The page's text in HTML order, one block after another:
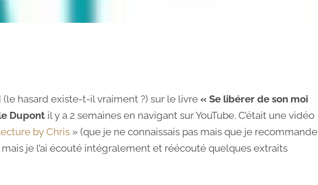
(le hasard existe-t-il vraiment ?) sur le livre « Se libérer de son moi
Dupont il y a 2 semaines en navigant sur YouTube. C’était une vidéo
by Chris » (que je ne connaissais pas mais que je recommande
mais je l’ai écouté intégralement et réécouté quelques extraits